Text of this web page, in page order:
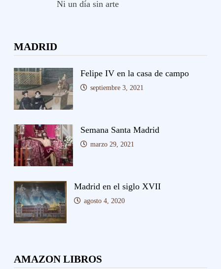
Ni un día sin arte
MADRID
Felipe IV en la casa de campo
septiembre 3, 2021
Semana Santa Madrid
marzo 29, 2021
Madrid en el siglo XVII
agosto 4, 2020
AMAZON LIBROS